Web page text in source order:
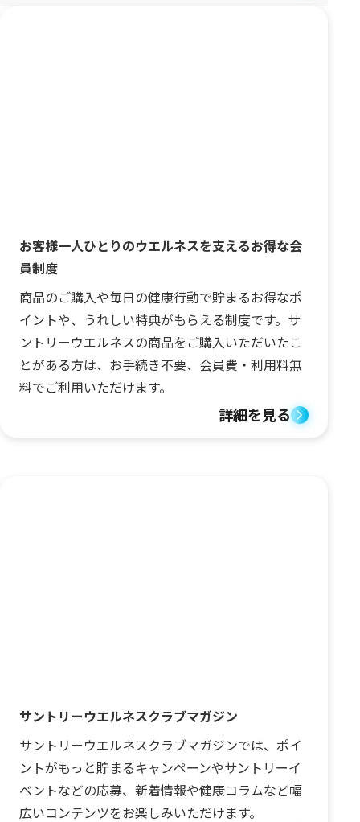
お客様一人ひとりのウエルネスを支えるお得な会
員制度
商品のご購入や毎日の健康行動で貯まるお得なポ
イントや、うれしい特典がもらえる制度です。サ
ントリーウエルネスの商品をご購入いただいたこ
とがある方は、お手続き不要、会員費・利用料無
料でご利用いただけます。
詳細を見る
サントリーウエルネスクラブマガジン
サントリーウエルネスクラブマガジンでは、ポイ
ントがもっと貯まるキャンペーンやサントリーイ
ベントなどの応募、新着情報や健康コラムなど幅
広いコンテンツをお楽しみいただけます。